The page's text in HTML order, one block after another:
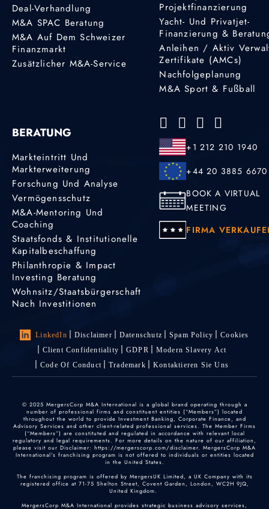
Deal-Verhandlung
M&A SPAC Beratung
M&A Auf Dem Schweizer
Finanzmarkt
Zusätzlicher M&A-Service
Projektfinanzierung
Yacht- Und Privatjet-
Finanzierung &
Anleihen / Aktiv
Zertifikate (AMCs)
Nachfolgeplanung
M&A Sport & Fußball
BERATUNG
Markteintritt Und
Markterweiterung
Forschung Und Analyse
Vermögensschutz
M&A-Mentoring Und
Coaching
Staatsfonds & Institutionelle
Kapitalbeschaffung
Philanthropie & Impact
Investing Beratung
Wohnsitz/Staatsbürgerschaft
Nach Investitionen
+1 212 210 1940
+44 20 3885 6670
BOOK A VIRTUAL
MEETING
FIRMA
LinkedIn Disclaimer Datenschutz Spam Policy
Cookies
Client Confidentiality
GDPR
Modern Slavery Act
Code Of Conduct
Trademark Kontaktieren Sie Uns
© 2025 MergersCorp M&A International is a global brand operating through a
number of professional firms and constituent entities (“Members”) located
throughout the world to provide Investment Banking, Corporate Finance, and
Advisory Services and other client-related professional services. The Member Firms
(“Members”) are constituted and regulated in accordance with relevant local
regulatory and legal requirements. For more details on the nature of our affiliation,
please visit our Disclaimer: https://mergerscorp.com/disclaimer. MergersCorp M&A
International's franchising program is not offered to individuals or entities located
in the United States.
The franchising program is offered by MergersUK Limited, a UK Company with its
registered office at 71-75 Shelton Street, Covent Garden, London, WC2H 9JQ,
United Kingdom.
MergersCorp M&A International provides strategic business advisory services,